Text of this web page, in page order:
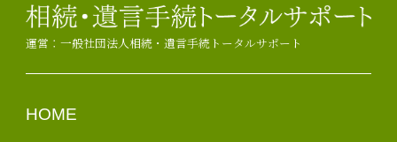
運営：一般社団法人相続・遺言手続トータルサポート
HOME